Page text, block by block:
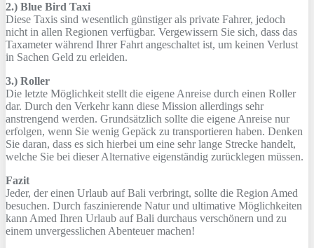
2.) Blue Bird Taxi
Diese Taxis sind wesentlich günstiger als private Fahrer, jedoch
nicht in allen Regionen verfügbar. Vergewissern Sie sich, dass das
Taxameter während Ihrer Fahrt angeschaltet ist, um keinen Verlust
in Sachen Geld zu erleiden.
3.) Roller
Die letzte Möglichkeit stellt die eigene Anreise durch einen Roller
dar. Durch den Verkehr kann diese Mission allerdings sehr
anstrengend werden. Grundsätzlich sollte die eigene Anreise nur
erfolgen, wenn Sie wenig Gepäck zu transportieren haben. Denken
Sie daran, dass es sich hierbei um eine sehr lange Strecke handelt,
welche Sie bei dieser Alternative eigenständig zurücklegen müssen.
Fazit
Jeder, der einen Urlaub auf Bali verbringt, sollte die Region Amed
besuchen. Durch faszinierende Natur und ultimative Möglichkeiten
kann Amed Ihren Urlaub auf Bali durchaus verschönern und zu
einem unvergesslichen Abenteuer machen!